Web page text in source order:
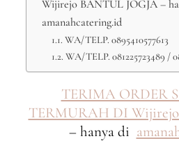
Wijirejo BANTUL JOGJA –
amanahcatering.id
WA/TELP. 0895410577613
WA/TELP. 081225723489 /
TERIMA ORDER
TERMURAH DI
– hanya di